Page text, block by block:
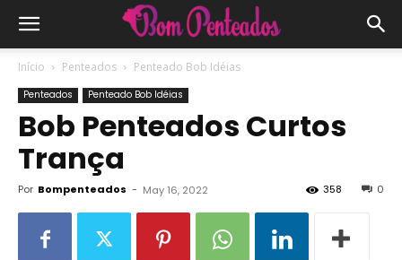
Início Penteados Penteado Bob Idéias
Penteados Penteado Bob Idéias
Bob Penteados Curtos
Trança
Por Bompenteados - May 16, 2022 0
358